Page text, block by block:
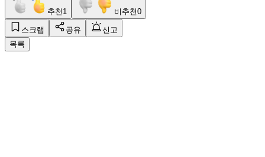
추천 1 비추천0
스크랩 공유
신고
목록